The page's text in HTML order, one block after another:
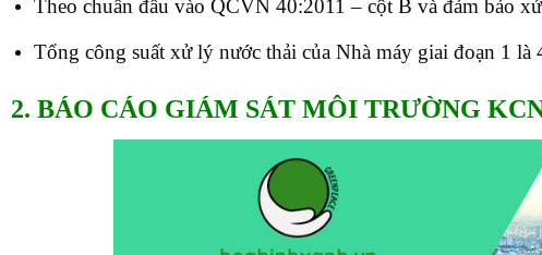
Theo chuẩn đầu vào QCVN 40:2011 – cột B và đảm bảo
Tổng công suất xử lý nước thải của Nhà máy giai đoạn 1 là
2. BÁO CÁO GIÁM SÁT MÔI TRƯỜNG